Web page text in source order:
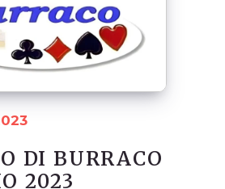
DI BURRACO
2023